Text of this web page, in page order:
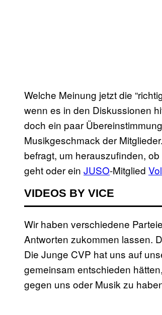
Welche Meinung jetzt die
wenn es in den Diskussionen
doch ein paar
Musikgeschmack der
befragt, um herauszufinden,
geht oder ein JUSO-Mitglied
VIDEOS BY VICE
Wir haben verschiedene
Antworten zukommen lassen.
Die Junge CVP hat uns auf
gemeinsam entschieden
gegen uns oder Musik zu